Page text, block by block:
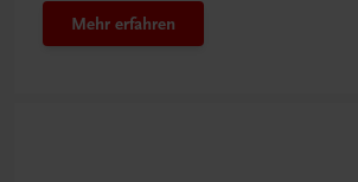
Mehr erfahren